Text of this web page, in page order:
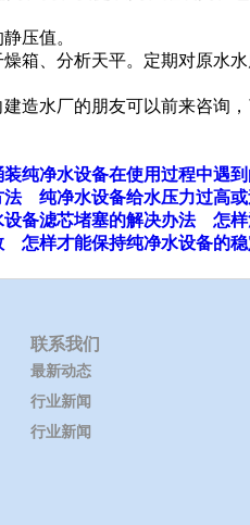
压值。
箱、分析天平。定期对原水水
造水厂的朋友可以前来咨询，
装纯净水设备在使用过程中遇
法 纯净水设备给水压力过高
设备滤芯堵塞的解决办法 怎
怎样才能保持纯净水设备的稳
联系我们
最新动态
行业新闻
行业新闻